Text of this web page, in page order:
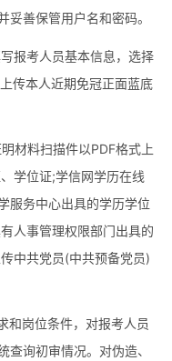
善保管用户名和密码。
报考人员基本信息，选择
传本人近期免冠正面蓝底
材料扫描件以PDF格式上
学位证;学信网学历在线
服务中心出具的学历学位
人事管理权限部门出具的
中共党员(中共预备党员)
和岗位条件，对报考人员
询初审情况。对伪造、